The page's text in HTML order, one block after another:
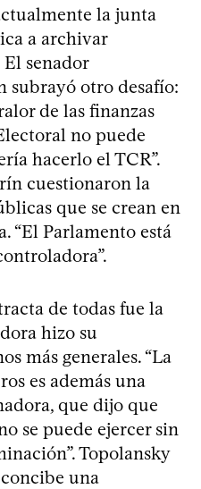
la junta
a archivar
El senador
subrayó otro desafío:
de las finanzas
no puede
hacerlo el TCR”.
cuestionaron la
que se crean en
“El Parlamento está
de todas fue la
hizo su
más generales. “La
es además una
que dijo que
se puede ejercer sin
Topolansky
una